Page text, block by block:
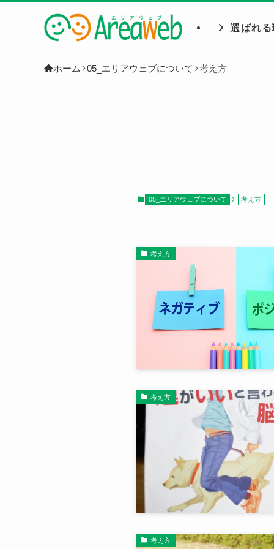
選ばれ
ホーム 05_エリアウェブについて 考え方
05_エリアウェブについて 考え方
考え方
考え方
考え方